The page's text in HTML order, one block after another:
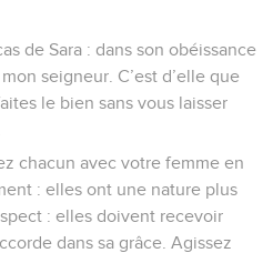
de Sara : dans son obéissance
seigneur. C’est d’elle que
le bien sans vous laisser
chacun avec votre femme en
: elles ont une nature plus
: elles doivent recevoir
dans sa grâce. Agissez